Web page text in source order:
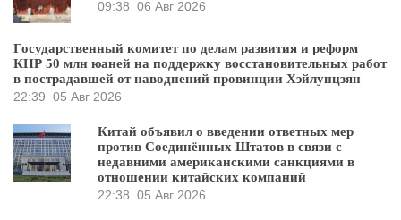
09:38 06 Авг 2026
Государственный комитет по делам развития и реформ
КНР 50 млн юаней на поддержку восстановительных работ
в пострадавшей от наводнений провинции Хэйлунцзян
22:39 05 Авг 2026
Китай объявил о введении ответных мер
против Соединённых Штатов в связи с
недавними американскими санкциями в
отношении китайских компаний
22:38 05 Авг 2026